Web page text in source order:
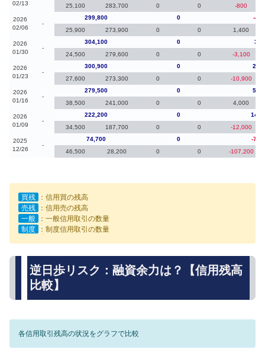
02/13
25,100
283,700 0 0 -800
2026
02/06
-
299,800 0
-
25,900
273,900 0 0 1,400
2026
01/30
-
304,100 0
24,500
279,600 0 0 -3,100
2026
01/23
-
300,900 0
27,600
273,300 0 0 -10,900
2026
01/16
-
279,500 0
38,500
241,000 0 0 4,000
2026
01/09
-
222,200 0
34,500
187,700 0 0 -12,000
2025
12/26
-
74,700 0
-
46,500
28,200 0 0 -107,200
買残
：信用買の残高
売残
：信用売の残高
一般
：一般信用取引の数量
制度
：制度信用取引の数量
逆日歩リスク：融資余力は？【信用残高
比較】
各信用取引残高の状況をグラフで比較